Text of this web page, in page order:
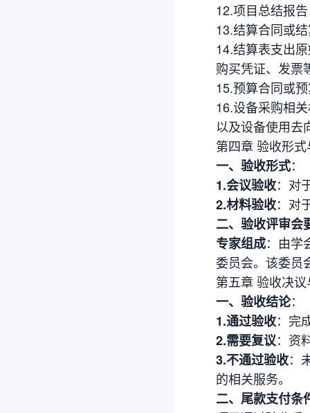
12.项目总结报
13.结算合同或
14.结算表支出
购买凭证、发票
15.预算合同或
16.设备采购相
以及设备使用去
第四章 验收形
一、验收形式：
1.会议验收：对
2.材料验收：对
二、验收评审会
专家组成：由学
委员会。该委员
第五章 验收决
一、验收结论：
1.通过验收：完
2.需要复议：资
3.不通过验收：
的相关服务。
二、尾款支付条